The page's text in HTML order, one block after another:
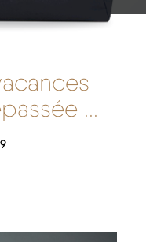
...